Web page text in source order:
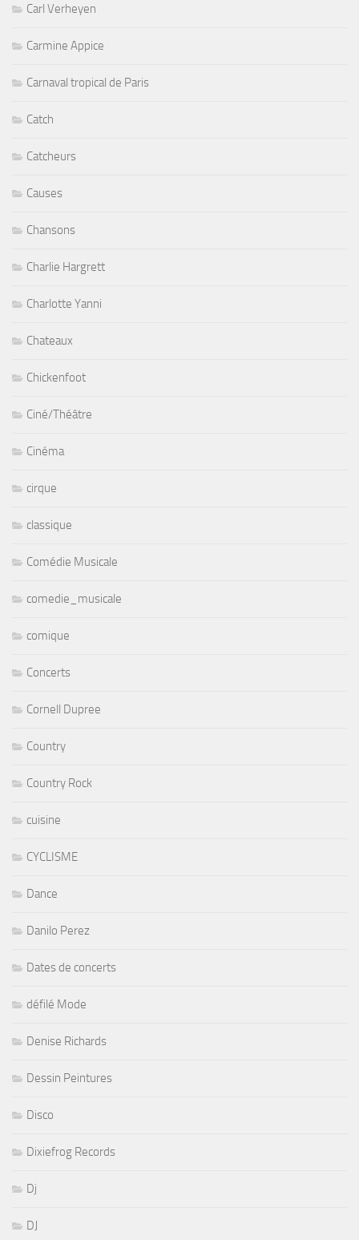
Carl Verheyen
Carmine Appice
Carnaval tropical de Paris
Catch
Catcheurs
Causes
Chansons
Charlie Hargrett
Charlotte Yanni
Chateaux
Chickenfoot
Ciné/Théâtre
Cinéma
cirque
classique
Comédie Musicale
comedie_musicale
comique
Concerts
Cornell Dupree
Country
Country Rock
cuisine
CYCLISME
Dance
Danilo Perez
Dates de concerts
défilé Mode
Denise Richards
Dessin Peintures
Disco
Dixiefrog Records
Dj
DJ